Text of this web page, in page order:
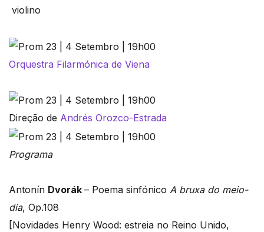
violino
Orquestra Filarmónica de Viena
Direção de Andrés Orozco-Estrada
Programa
Antonín Dvorák – Poema sinfónico A bruxa do meio-
dia, Op.108
[Novidades Henry Wood: estreia no Reino Unido,